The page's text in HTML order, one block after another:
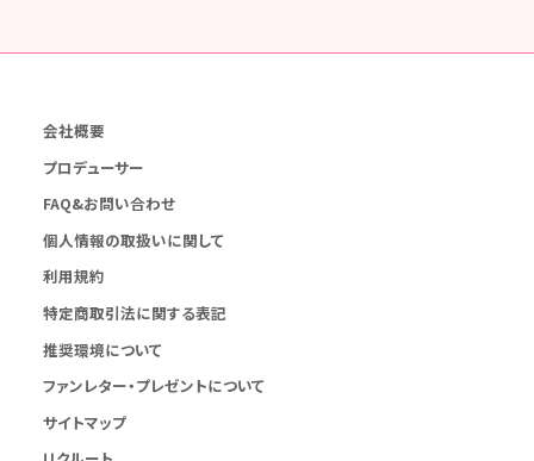
会社概要
プロデューサー
FAQ&お問い合わせ
個人情報の取扱いに関して
利用規約
特定商取引法に関する表記
推奨環境について
ファンレター・プレゼントについて
サイトマップ